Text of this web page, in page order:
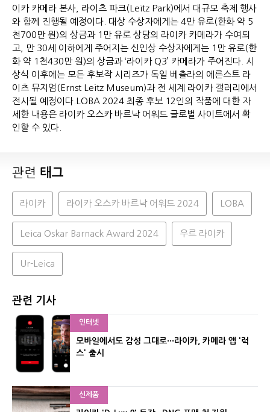
이카 카메라 본사, 라이츠 파크(Leitz Park)에서 대규모 축제 행사
와 함께 진행될 예정이다. 대상 수상자에게는 4만 유로(한화 약 5
천700만 원)의 상금과 1만 유로 상당의 라이카 카메라가 수여되
고, 만 30세 이하에게 주어지는 신인상 수상자에게는 1만 유로(한
화 약 1천430만 원)의 상금과 ‘라이카 Q3’ 카메라가 주어진다. 시
상식 이후에는 모든 후보작 시리즈가 독일 베츨라의 에른스트 라
이츠 뮤지엄(Ernst Leitz Museum)과 전 세계 라이카 갤러리에서
전시될 예정이다.LOBA 2024 최종 후보 12인의 작품에 대한 자
세한 내용은 라이카 오스카 바르낙 어워드 글로벌 사이트에서 확
인할 수 있다.
관련 태그
라이카 라이카 오스카 바르낙 어워드 2024 LOBA
Leica Oskar Barnack Award 2024 우르 라이카
Ur-Leica
관련 기사
인터넷
모바일에서도 감성 그대로···라이카, 카메라 앱 '럭
스' 출시
신제품